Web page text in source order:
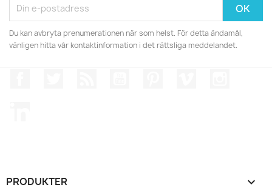
Du kan avbryta prenumerationen när som helst. För detta ändamål,
vänligen hitta vår kontaktinformation i det rättsliga meddelandet.
PRODUKTER 